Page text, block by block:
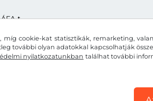
cookie-kat statisztikák, remarketing,
további olyan adatokkal kapcsolhatják
nyilatkozatunkban találhat további
t.